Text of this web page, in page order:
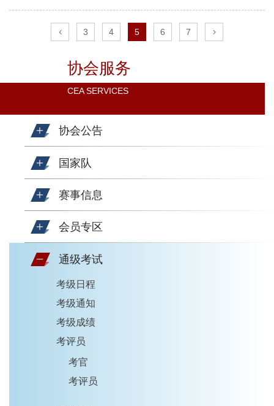
协会服务
CEA SERVICES
协会公告
国家队
赛事信息
会员专区
通级考试
考级日程
考级通知
考级成绩
考评员
考官
考评员
3 4 5 6 7